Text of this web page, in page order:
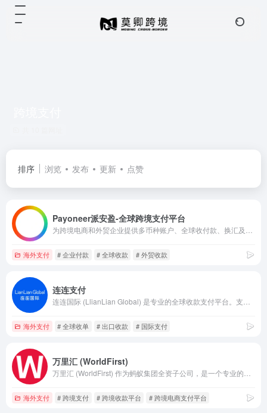
排序 浏览 发布 更新 点赞
Payoneer派安盈-全球跨境支付平台
海外支付 # 企业付款 # 全球收款 # 外贸收款
连连支付
海外支付 # 全球收单 # 出口收款 # 国际支付
万里汇 (WorldFirst)
海外支付 # 跨境支付 # 跨境收款平台 # 跨境电商支付平台